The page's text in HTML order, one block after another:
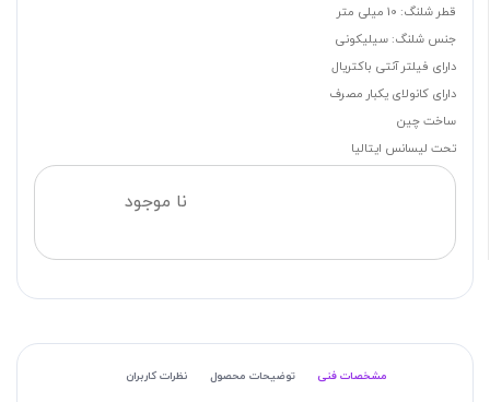
قطر شلنگ: 10 میلی متر
جنس شلنگ: سیلیکونی
دارای فیلتر آنتی باکتریال
دارای کانولای یکبار مصرف
ساخت چین
تحت لیسانس ایتالیا
نا موجود
مشخصات فنی توضیحات محصول نظرات کاربران